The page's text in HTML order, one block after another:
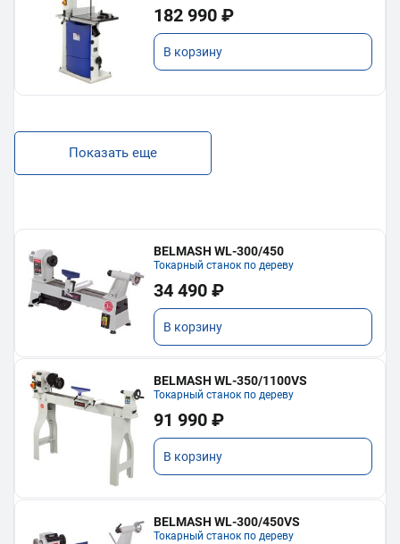
182 990 ₽
В корзину
Показать еще
BELMASH WL-300/450
Токарный станок по дереву
34 490 ₽
В корзину
BELMASH WL-350/1100VS
Токарный станок по дереву
91 990 ₽
В корзину
BELMASH WL-300/450VS
Токарный станок по дереву